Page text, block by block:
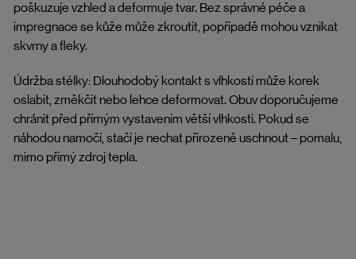
poškuzuje vzhled a deformuje tvar. Bez správné péče a
impregnace se kůže může zkroutit, popřípadě mohou vznikat
skvrny a fleky.
Údržba stélky: Dlouhodobý kontakt s vlhkostí může korek
oslabit, změkčit nebo lehce deformovat. Obuv doporučujeme
chránit před přímým vystavením větší vlhkosti. Pokud se
náhodou namočí, stačí je nechat přirozeně uschnout – pomalu,
mimo přímý zdroj tepla.